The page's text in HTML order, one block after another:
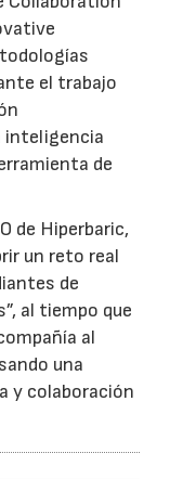
el trabajo
inteligencia
de
de Hiperbaric,
un reto real
de
al tiempo que
al
una
y colaboración